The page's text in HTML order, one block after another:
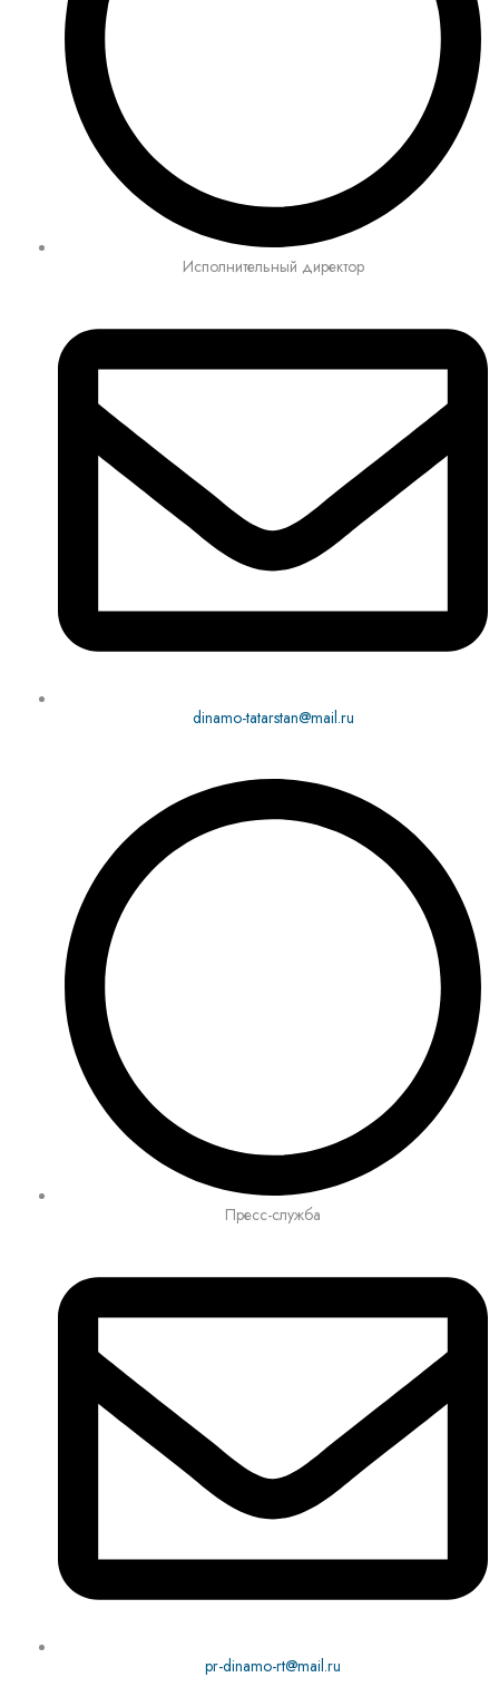
Исполнительный директор
dinamo-tatarstan@mail.ru
Пресс-служба
pr-dinamo-rt@mail.ru